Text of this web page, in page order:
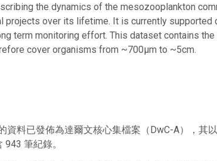
the dynamics of the mesozooplankton
projects over its lifetime. It is currently
term monitoring effort. This dataset contains
cover organisms from ~700µm to ~5cm.
資料已發佈為達爾文核心集檔案（DwC-A），其
筆紀錄。